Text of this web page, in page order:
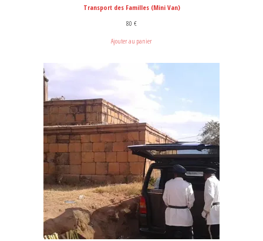
Transport des Familles (Mini Van)
80 €
Ajouter au panier